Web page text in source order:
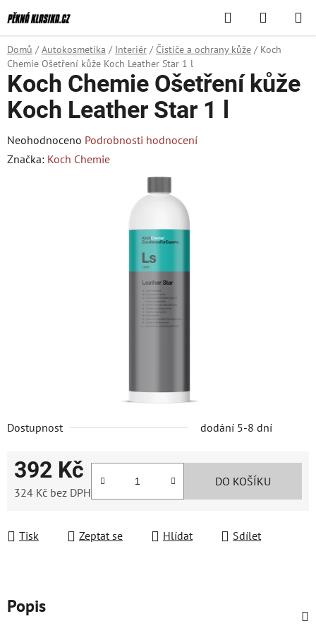
na
obsah
Hledat
KOŠÍK
Domů / Autokosmetika / Interiér / Čističe a ochrany kůže / Koch
Chemie Ošetření kůže Koch Leather Star 1 l
Dostupnost dodání 5-8 dní
392 Kč
324 Kč bez DPH
DO KOŠÍKU
Tisk Zeptat se Hlídat Sdílet
Koch Chemie Ošetření kůže
Koch Leather Star 1 l
Průměrné
hodnocení
Neohodnoceno Podrobnosti hodnocení
Značka: Koch Chemie
Popis